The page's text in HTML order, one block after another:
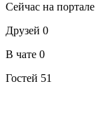
Сейчас на портале
Друзей 0
В чате 0
Гостей 51